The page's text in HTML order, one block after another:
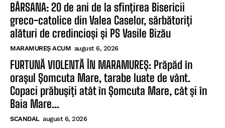
BÂRSANA: 20 de ani de la sfințirea Bisericii
greco-catolice din Valea Caselor, sărbătoriți
alături de credincioși și PS Vasile Bizău
MARAMUREȘ ACUM august 6, 2026
FURTUNĂ VIOLENTĂ ÎN MARAMUREȘ: Prăpăd în
orașul Șomcuta Mare, tarabe luate de vânt.
Copaci prăbușiți atât în Șomcuta Mare, cât și în
Baia Mare...
SCANDAL august 6, 2026